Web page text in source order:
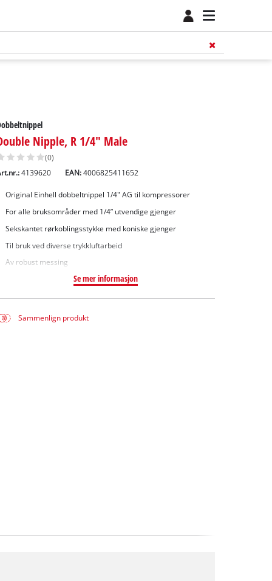
Nipple, R 1/4" Male
(0)
4139620 EAN:4006825411652
Original Einhell dobbeltnippel 1/4" AG til kompressorer
For alle bruksområder med 1/4” utvendige gjenger
Sekskantet rørkoblingsstykke med koniske gjenger
Til bruk ved diverse trykkluftarbeid
Av robust messing
Se mer informasjon
Sammenlign produkt